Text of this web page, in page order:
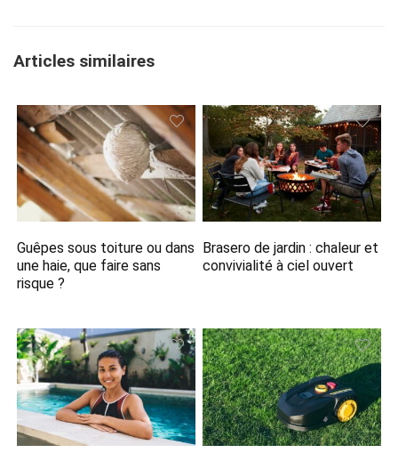
Articles similaires
Guêpes sous toiture ou dans
une haie, que faire sans
risque ?
Brasero de jardin : chaleur et
convivialité à ciel ouvert